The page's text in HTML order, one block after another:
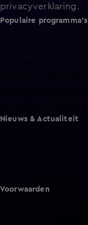
privacyverklaring.
Populaire programma's
Nieuws & Actualiteit
Voorwaarden